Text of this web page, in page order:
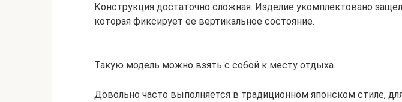
Конструкция достаточно сложная. Изделие укомплектовано
которая фиксирует ее вертикальное состояние.
Такую модель можно взять с собой к месту отдыха.
Довольно часто выполняется в традиционном японском стиле,